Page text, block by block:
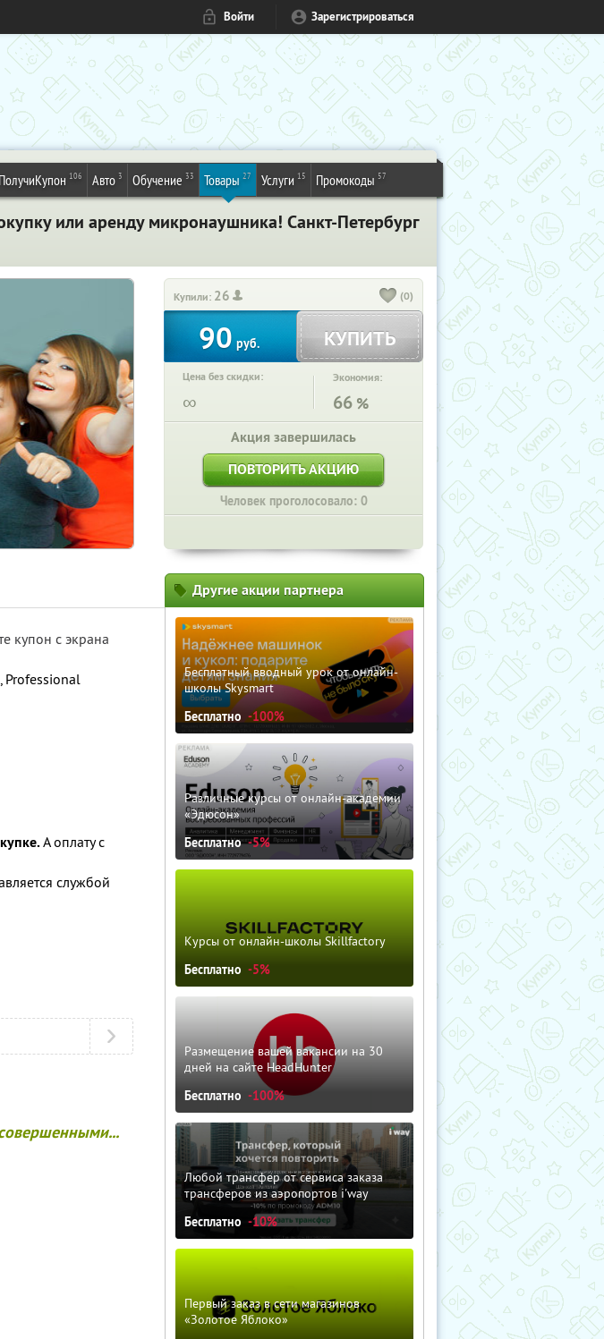
Войти Зарегистрироваться
ПолучиКупон 106 Авто 3 Обучение 33 Товары 27 Услуги 15 Промокоды 57
или аренду микронаушника! Санкт-Петербург
Купили: 26 (0)
90 руб. КУПИТЬ
Цена без скидки:
∞
Экономия:
66 %
Акция завершилась
ПОВТОРИТЬ АКЦИЮ
Человек проголосовало: 0
купон с экрана
Professional
А оплату с
службой
Другие акции партнера
Бесплатный вводный урок от онлайн-
школы Skysmart
Бесплатно -100%
Различные курсы от онлайн-академии
«Эдюсон»
Бесплатно -5%
Курсы от онлайн-школы Skillfactory
Бесплатно -5%
Размещение вашей вакансии на 30
дней на сайте HeadHunter
Бесплатно -100%
Любой трансфер от сервиса заказа
трансферов из аэропортов i'way
Бесплатно -10%
Первый заказ в сети магазинов
«Золотое Яблоко»